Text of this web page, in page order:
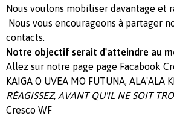
Nous voulons mobiliser davantage et
Nous vous encourageons à partager
contacts.
Notre objectif serait d'atteindre au
Allez sur notre page page Facabook
KAIGA O UVEA MO FUTUNA, ALA'ALA
RÉAGISSEZ, AVANT QU'IL NE SOIT
Cresco WF